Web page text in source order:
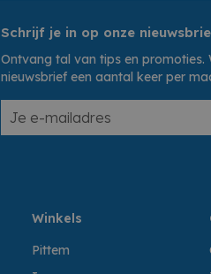
Schrijf je in op onze
Ontvang tal van tips en promoties.
nieuwsbrief een aantal keer per
Winkels
Pittem